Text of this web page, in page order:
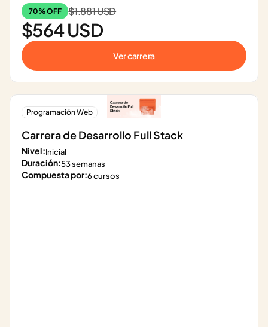
70% OFF $1.881 USD
$564 USD
Ver carrera
Programación Web
Carrera de Desarrollo Full Stack
Nivel:Inicial
Duración:53 semanas
Compuesta por:6 cursos